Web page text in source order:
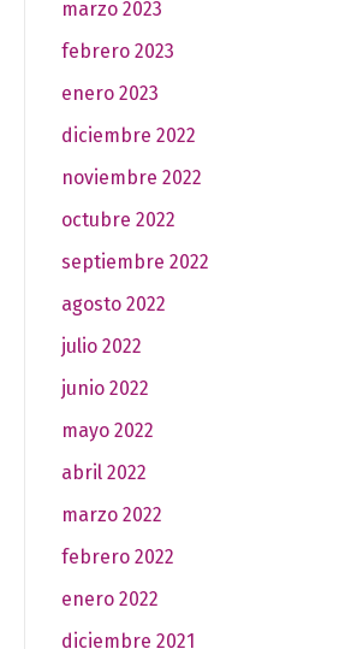
marzo 2023
febrero 2023
enero 2023
diciembre 2022
noviembre 2022
octubre 2022
septiembre 2022
agosto 2022
julio 2022
junio 2022
mayo 2022
abril 2022
marzo 2022
febrero 2022
enero 2022
diciembre 2021